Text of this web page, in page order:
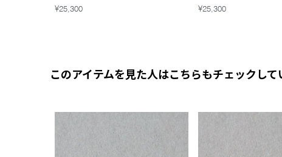
¥25,300
¥25,300
このアイテムを見た人はこちらもチェックして